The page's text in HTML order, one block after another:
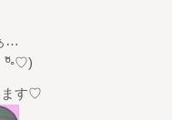
…
◦♡)
ます♡